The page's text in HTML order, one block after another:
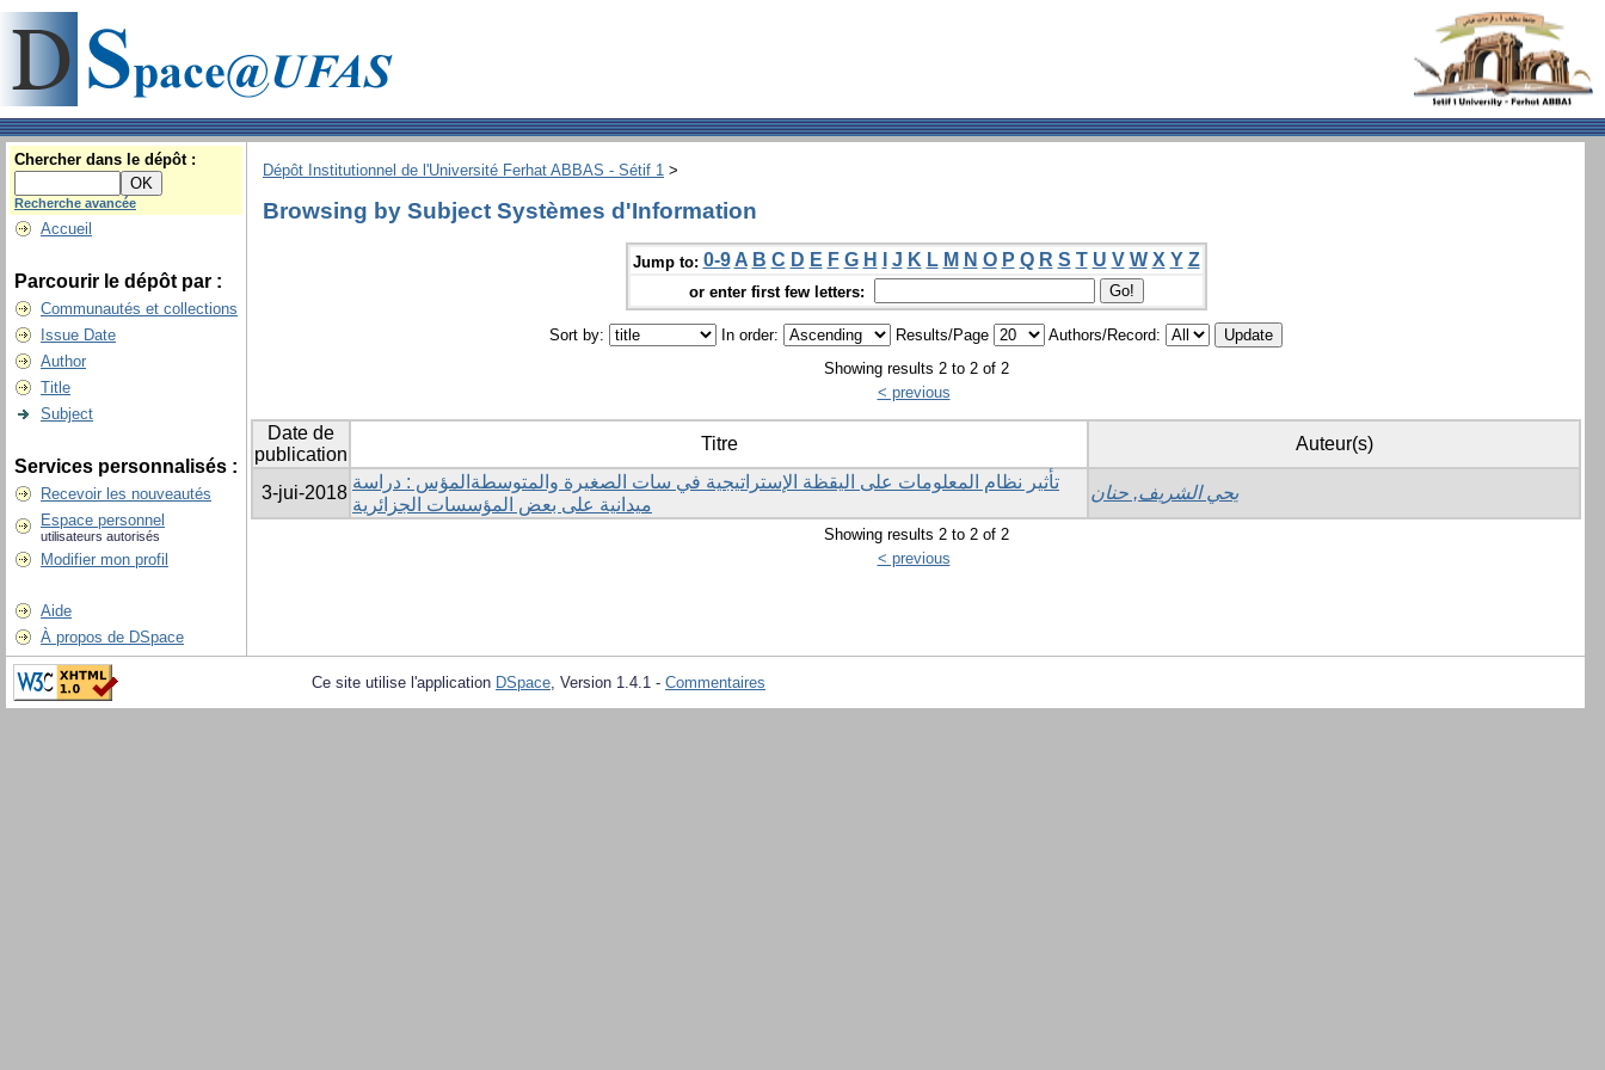
Chercher dans le dépôt :
Recherche avancée
Accueil
Parcourir le dépôt par :
Communautés et collections
Issue Date
Author
Title
Subject
Services personnalisés :
Recevoir les nouveautés
Espace personnel
utilisateurs autorisés
Modifier mon profil
Aide
À propos de DSpace
Dépôt Institutionnel de l'Université Ferhat ABBAS - Sétif 1 >
Browsing by Subject Systèmes d'Information
Jump to: 0-9 A B C D E F G H J K L M N O P Q R S T U V W X Y Z
or enter first few letters:
Sort by: In order: Results/Page
Authors/Record:
Showing results 2 to 2 of 2
< previous
Date de
publication
Titre Auteur(s)
3-jui-2018
تأثير نظام المعلومات على اليقظة الإستراتيجية في سات الصغيرة والمتوسطةالمؤس : دراسة
ميدانية على بعض المؤسسات الجزائرية
يحي الشريف, حنان
Showing results 2 to 2 of 2
< previous
Ce site utilise l'application DSpace, Version 1.4.1 - Commentaires